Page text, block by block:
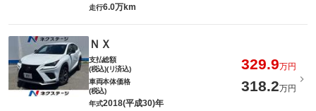
走行6.0万km
ＮＸ
支払総額
(税込)(リ済込)
329.9万円
車両本体価格
(税込)
318.2万円
年式2018(平成30)年